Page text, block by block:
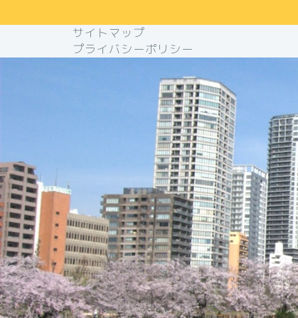
サイトマップ
プライバシーポリシー